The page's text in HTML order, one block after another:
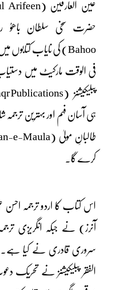
عین العارفین (Ain ul Arifeen)
حضرت سخی سلطان باھوُ
Bahoo) کی نایاب کتابوں
فی الوقت مارکیٹ میں
پبلیکیشنز (Sultan ul Faqr Publications)
ہی آسان فہم اور بہترین ترجمہ
کرے گا۔
اس کتاب کا اردو ترجمہ
آنرز) نے جبکہ انگریزی
سروری قادری نے کیا
الفقر پبلیکیشنز نے